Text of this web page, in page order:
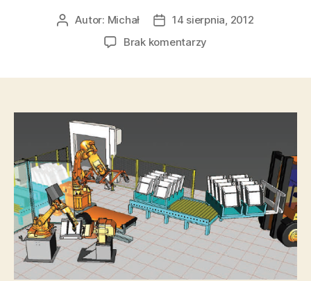
AutorAutor: Michał
Data
wpisu
14 sierpnia, 2012
Brak komentarzy